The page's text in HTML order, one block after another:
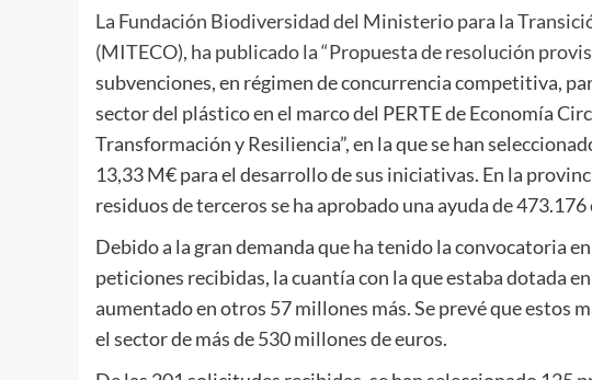
La Fundación Biodiversidad del Ministerio para la
(MITECO), ha publicado la“Propuesta de resolución
subvenciones, en régimen de concurrencia competitiva,
sector del plástico en el marco del PERTE de Economía
Transformación y Resiliencia”, en la que se han
13,33 M€ para el desarrollo de sus iniciativas. En la
residuos de terceros se ha aprobado una ayuda de
Debido a la gran demanda que ha tenido la convocatoria
peticiones recibidas, la cuantía con la que estaba dotada
aumentado en otros 57 millones más. Se prevé que estos
el sector de más de 530 millones de euros.